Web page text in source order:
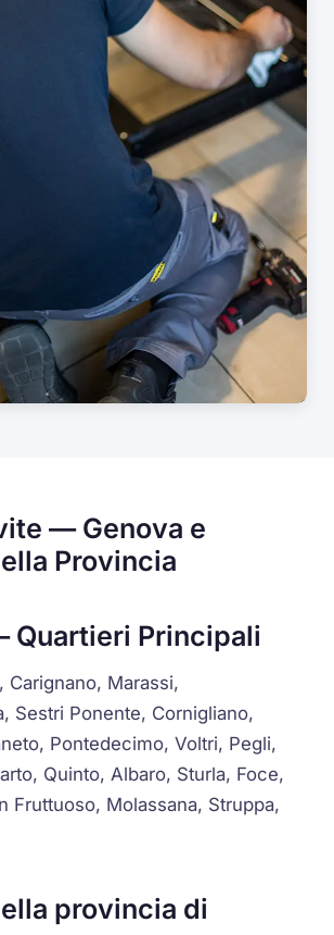
— Genova e
Provincia
Quartieri Principali
Carignano, Marassi,
Sestri Ponente, Cornigliano,
Pontedecimo, Voltri, Pegli,
Quinto, Albaro, Sturla, Foce,
Fruttuoso, Molassana, Struppa,
provincia di